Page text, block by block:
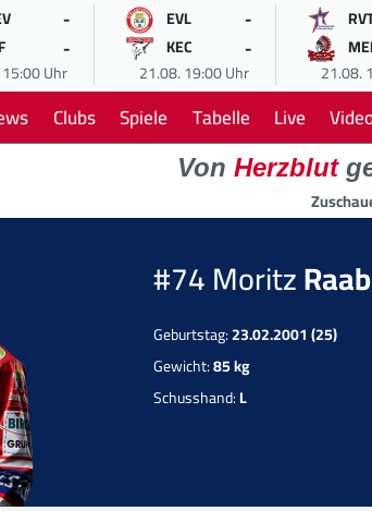
-
-
Uhr
EVL -
KEC -
21.08. 19:00 Uhr 21.08.
Clubs Spiele Tabelle Live
Von Herzblut
#74 MoritzRaab
Geburtstag:23.02.2001 (25)
Gewicht:85 kg
Schusshand:L